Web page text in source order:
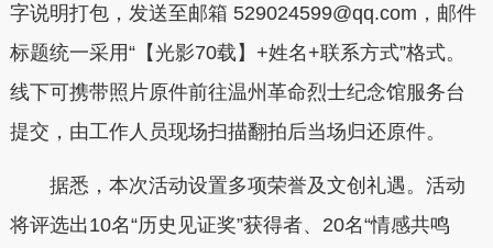
字说明打包，发送至邮箱 529024599@qq.com，邮件
标题统一采用“【光影70载】+姓名+联系方式”格式。
线下可携带照片原件前往温州革命烈士纪念馆服务台
提交，由工作人员现场扫描翻拍后当场归还原件。
据悉，本次活动设置多项荣誉及文创礼遇。活动
将评选出10名“历史见证奖”获得者、20名“情感共鸣